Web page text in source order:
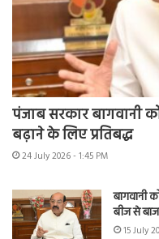
पंजाब सरकार बागवानी
बढ़ाने के लिए प्रतिबद्ध
24 July 2026 - 1:45 PM
बागवानी
बीज से
15 July